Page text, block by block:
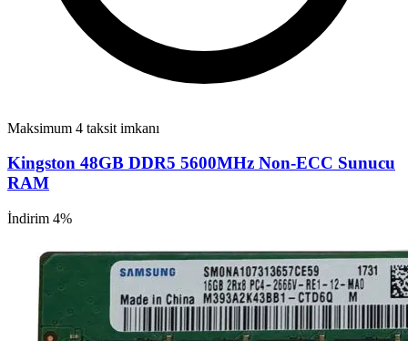
Maksimum 4 taksit imkanı
Kingston 48GB DDR5 5600MHz Non-ECC Sunucu
RAM
İndirim 4%